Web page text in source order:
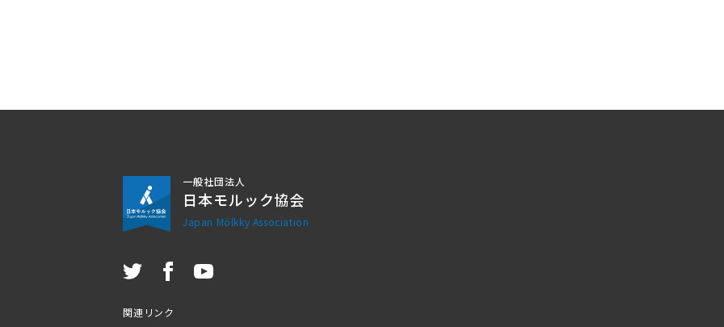
一般社団法人
日本モルック協会
Japan Mölkky Association
関連リンク